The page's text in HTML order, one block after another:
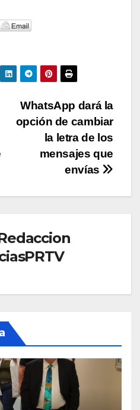
WhatsApp dará la
opción de cambiar
la letra de los
mensajes que
envías